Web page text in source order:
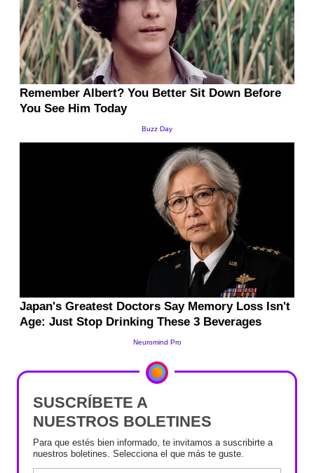
SUSCRÍBETE A
NUESTROS BOLETINES
Para que estés bien informado, te invitamos a suscribirte a
nuestros boletines. Selecciona el que más te guste.